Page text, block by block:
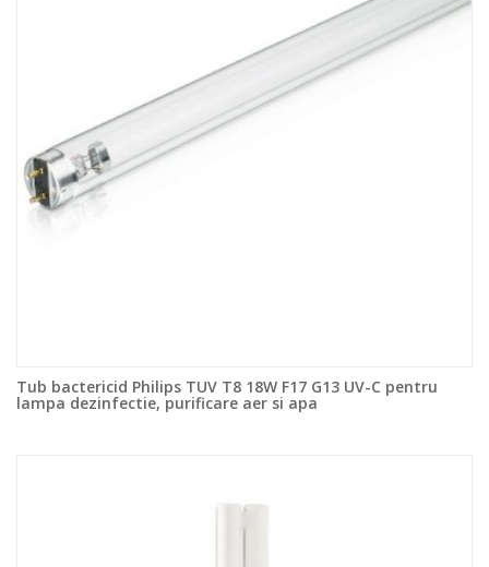
Tub bactericid Philips TUV T8 18W F17 G13 UV-C pentru
lampa dezinfectie, purificare aer si apa